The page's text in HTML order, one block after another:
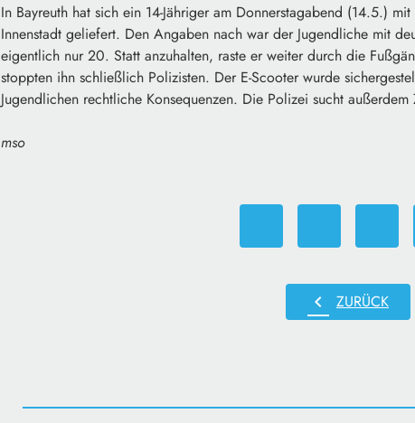
In Bayreuth hat sich ein 14-Jähriger am Donnerstagabend (14.5.)
Innenstadt geliefert. Den Angaben nach war der Jugendliche mit
eigentlich nur 20. Statt anzuhalten, raste er weiter durch die
stoppten ihn schließlich Polizisten. Der E-Scooter wurde
Jugendlichen rechtliche Konsequenzen. Die Polizei sucht
mso
chevron_left ZURÜCK